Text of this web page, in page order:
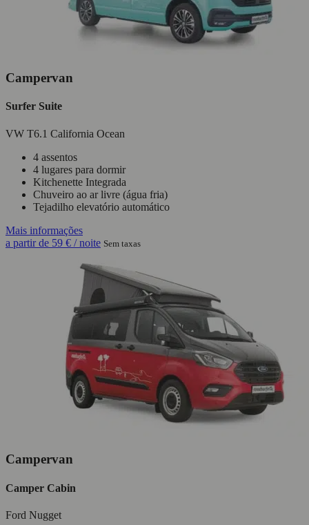
Campervan
Surfer Suite
VW T6.1 California Ocean
4 assentos
4 lugares para dormir
Kitchenette Integrada
Chuveiro ao ar livre (água fria)
Tejadilho elevatório automático
Mais informações
a partir de 59 € / noite Sem taxas
Campervan
Camper Cabin
Ford Nugget